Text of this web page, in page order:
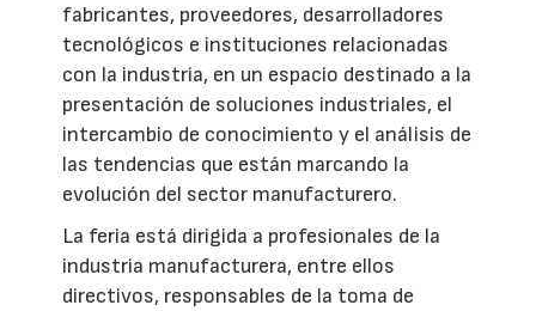
fabricantes, proveedores, desarrolladores
tecnológicos e instituciones relacionadas
con la industria, en un espacio destinado a la
presentación de soluciones industriales, el
intercambio de conocimiento y el análisis de
las tendencias que están marcando la
evolución del sector manufacturero.
La feria está dirigida a profesionales de la
industria manufacturera, entre ellos
directivos, responsables de la toma de